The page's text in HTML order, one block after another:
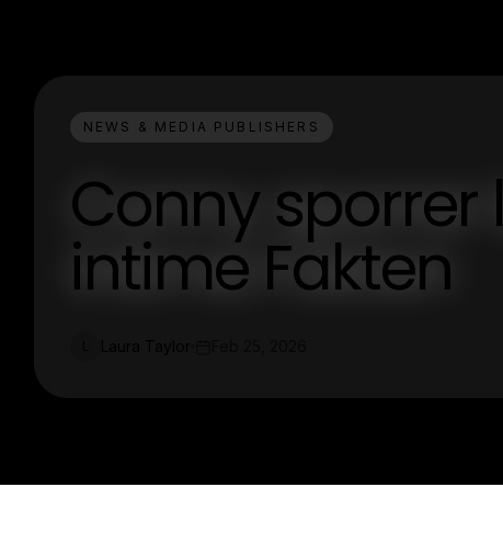
NEWS & MEDIA PUBLISHERS
Conny sporrer
intime Fakten